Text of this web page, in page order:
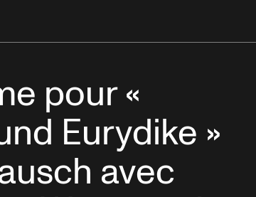
pour «
Eurydike »
avec